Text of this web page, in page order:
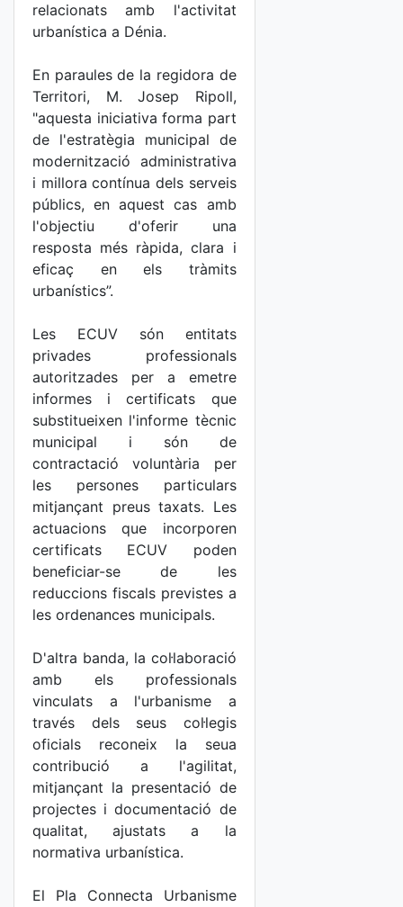
relacionats amb l'activitat
urbanística a Dénia.
En paraules de la regidora de
Territori, M. Josep Ripoll,
"aquesta iniciativa forma part
de l'estratègia municipal de
modernització administrativa
i millora contínua dels serveis
públics, en aquest cas amb
l'objectiu d'oferir una
resposta més ràpida, clara i
eficaç en els tràmits
urbanístics”.
Les ECUV són entitats
privades professionals
autoritzades per a emetre
informes i certificats que
substitueixen l'informe tècnic
municipal i són de
contractació voluntària per
les persones particulars
mitjançant preus taxats. Les
actuacions que incorporen
certificats ECUV poden
beneficiar-se de les
reduccions fiscals previstes a
les ordenances municipals.
D'altra banda, la col·laboració
amb els professionals
vinculats a l'urbanisme a
través dels seus col·legis
oficials reconeix la seua
contribució a l'agilitat,
mitjançant la presentació de
projectes i documentació de
qualitat, ajustats a la
normativa urbanística.
El Pla Connecta Urbanisme